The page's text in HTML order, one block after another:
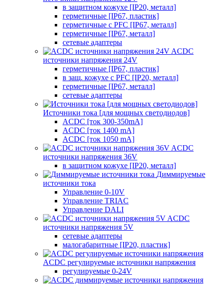
в защитном кожухе [IP20, металл]
герметичные [IP67, пластик]
герметичные с PFC [IP67, металл]
герметичные [IP67, металл]
сетевые адаптеры
ACDC
источники напряжения 24V
герметичные [IP67, пластик]
в защ. кожухе с PFC [IP20, металл]
герметичные [IP67, металл]
сетевые адаптеры
Источники тока [для мощных светодиодов]
ACDC [ток 300-350mA]
ACDC [ток 1400 mA]
ACDC [ток 1050 mA]
ACDC
источники напряжения 36V
в защитном кожухе [IP20, металл]
Диммируемые
источники тока
Управление 0-10V
Управление TRIAC
Управление DALI
ACDC
источники напряжения 5V
сетевые адаптеры
малогабаритные [IP20, пластик]
ACDC регулируемые источники напряжения
регулируемые 0-24V